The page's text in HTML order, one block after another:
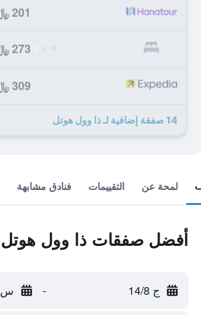
201 ﷼
273 ﷼
309 ﷼
14 صفقة إضافية لـ ذا وول هوتل
لمحة عن التقييمات فنادق مشابهة
أفضل صفقات ذا وول هوتل
ج 14/8 - س 15/8